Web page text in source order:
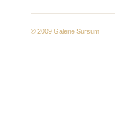
© 2009 Galerie Sursum